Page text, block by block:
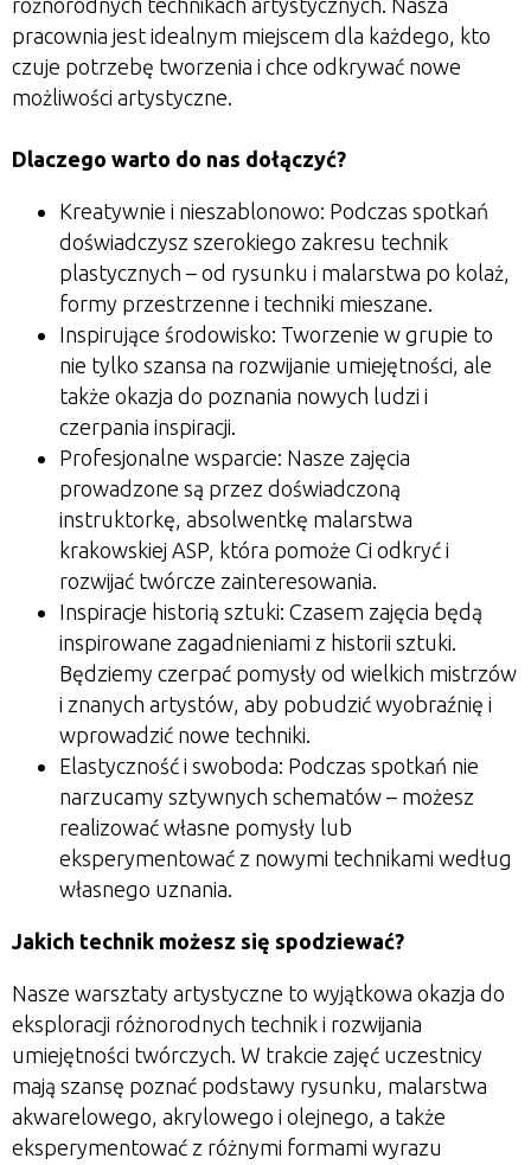
różnorodnych technikach artystycznych. Nasza
pracownia jest idealnym miejscem dla każdego, kto
czuje potrzebę tworzenia i chce odkrywać nowe
możliwości artystyczne.
Dlaczego warto do nas dołączyć?
Kreatywnie i nieszablonowo: Podczas spotkań
doświadczysz szerokiego zakresu technik
plastycznych – od rysunku i malarstwa po kolaż,
formy przestrzenne i techniki mieszane.
Inspirujące środowisko: Tworzenie w grupie to
nie tylko szansa na rozwijanie umiejętności, ale
także okazja do poznania nowych ludzi i
czerpania inspiracji.
Profesjonalne wsparcie: Nasze zajęcia
prowadzone są przez doświadczoną
instruktorkę, absolwentkę malarstwa
krakowskiej ASP, która pomoże Ci odkryć i
rozwijać twórcze zainteresowania.
Inspiracje historią sztuki: Czasem zajęcia będą
inspirowane zagadnieniami z historii sztuki.
Będziemy czerpać pomysły od wielkich mistrzów
i znanych artystów, aby pobudzić wyobraźnię i
wprowadzić nowe techniki.
Elastyczność i swoboda: Podczas spotkań nie
narzucamy sztywnych schematów – możesz
realizować własne pomysły lub
eksperymentować z nowymi technikami według
własnego uznania.
Jakich technik możesz się spodziewać?
Nasze warsztaty artystyczne to wyjątkowa okazja do
eksploracji różnorodnych technik i rozwijania
umiejętności twórczych. W trakcie zajęć uczestnicy
mają szansę poznać podstawy rysunku, malarstwa
akwarelowego, akrylowego i olejnego, a także
eksperymentować z różnymi formami wyrazu